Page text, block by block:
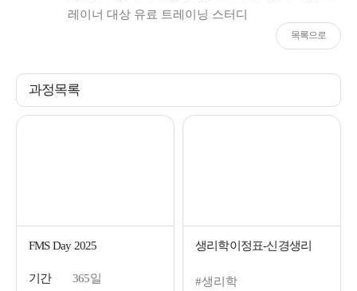
레이너 대상 유료 트레이닝 스터디
목록으로
과정목록
FMS Day 2025
기간 365일
생리학이정표-신경생리
#생리학